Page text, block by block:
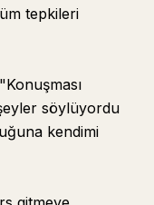
tepkileri
söylüyordu
kendimi